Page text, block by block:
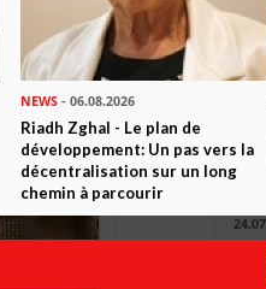
La
NEWS- 06.08.2026
Riadh Zghal - Le plan de
développement: Un pas vers la
décentralisation sur un long
chemin à parcourir